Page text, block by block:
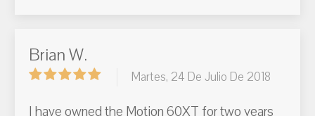
Brian W.
Martes, 24 De Julio De 2018
I have owned the Motion 60XT for two years